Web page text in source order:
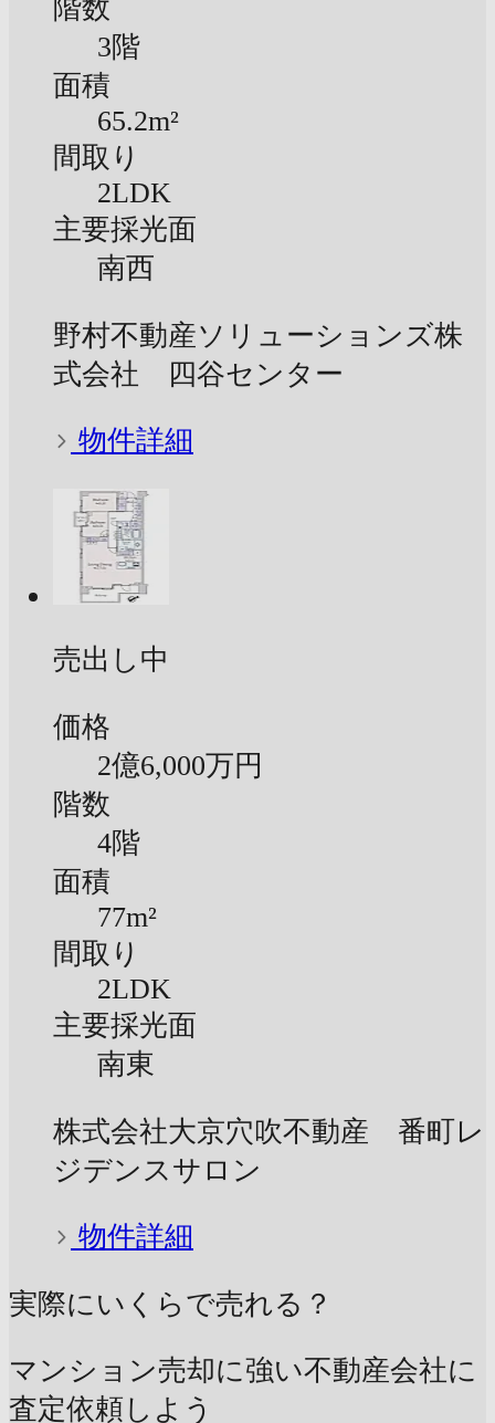
階数
3階
面積
65.2m²
間取り
2LDK
主要採光面
南西
野村不動産ソリューションズ株
式会社 四谷センター
物件詳細
売出し中
価格
2億6,000万円
階数
4階
面積
77m²
間取り
2LDK
主要採光面
南東
株式会社大京穴吹不動産 番町レ
ジデンスサロン
物件詳細
実際にいくらで売れる？
マンション売却に強い不動産会社に
査定依頼しよう